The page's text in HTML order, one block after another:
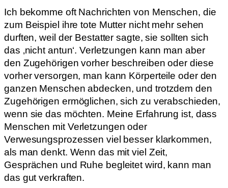
Ich bekomme oft Nachrichten von Menschen, die
zum Beispiel ihre tote Mutter nicht mehr sehen
durften, weil der Bestatter sagte, sie sollten sich
das ‚nicht antun‘. Verletzungen kann man aber
den Zugehörigen vorher beschreiben oder diese
vorher versorgen, man kann Körperteile oder den
ganzen Menschen abdecken, und trotzdem den
Zugehörigen ermöglichen, sich zu verabschieden,
wenn sie das möchten. Meine Erfahrung ist, dass
Menschen mit Verletzungen oder
Verwesungsprozessen viel besser klarkommen,
als man denkt. Wenn das mit viel Zeit,
Gesprächen und Ruhe begleitet wird, kann man
das gut verkraften.